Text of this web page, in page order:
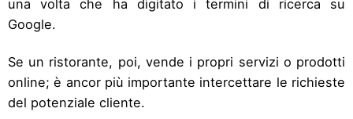
una volta che ha digitato i termini di ricerca su
Google.
Se un ristorante, poi, vende i propri servizi o prodotti
online; è ancor più importante intercettare le richieste
del potenziale cliente.